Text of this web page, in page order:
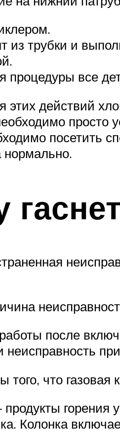
трубки и
процедуры все
этих действий
посетить
после
неисправность
что газовая
горения
Колонка